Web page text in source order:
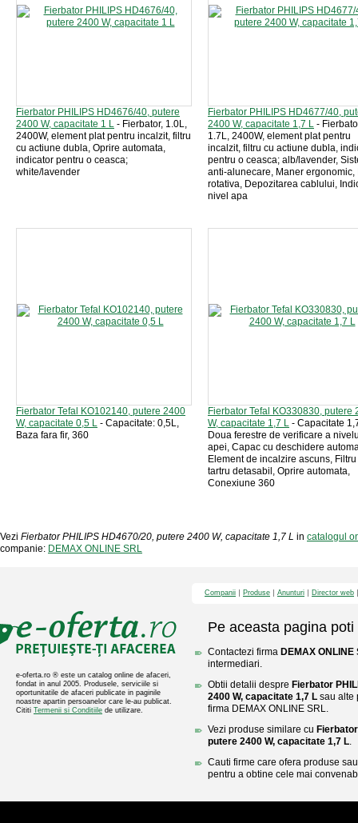
Fierbator PHILIPS HD4676/40, putere
2400 W, capacitate 1 L - Fierbator, 1.0L,
2400W, element plat pentru incalzit, filtru
cu actiune dubla, Oprire automata,
indicator pentru o ceasca;
white/lavender
Fierbator PHILIPS HD4677/40,
2400 W, capacitate 1,7 L -
1.7L, 2400W, element plat pentru
incalzit, filtru cu actiune dubla,
pentru o ceasca; alb/lavender,
anti-alunecare, Maner ergonomic,
rotativa, Depozitarea cablului,
nivel apa
Fierbator Tefal KO102140, putere 2400
W, capacitate 0,5 L - Capacitate: 0,5L,
Baza fara fir, 360
Fierbator Tefal KO330830, putere
W, capacitate 1,7 L - Capacitate
Doua ferestre de verificare a
apei, Capac cu deschidere
Element de incalzire ascuns,
tartru detasabil, Oprire automata,
Conexiune 360
Vezi Fierbator PHILIPS HD4670/20, putere 2400 W, capacitate 1,7 L in catalogul
companie: DEMAX ONLINE SRL
e-oferta.ro ® este un catalog online de afaceri,
fondat in anul 2005. Produsele, serviciile si
oportunitatile de afaceri publicate in paginile
noastre apartin persoanelor care le-au publicat.
Cititi Termenii si Conditiile de utilizare.
Companii Produse Anunturi Director web
Pe aceasta pagina poti
Contactezi firma DEMAX ONLINE
intermediari.
Obtii detalii despre Fierbator
2400 W, capacitate 1,7 L sau alte
firma DEMAX ONLINE SRL.
Vezi produse similare cu
putere 2400 W, capacitate 1,7 L.
Cauti firme care ofera produse
pentru a obtine cele mai